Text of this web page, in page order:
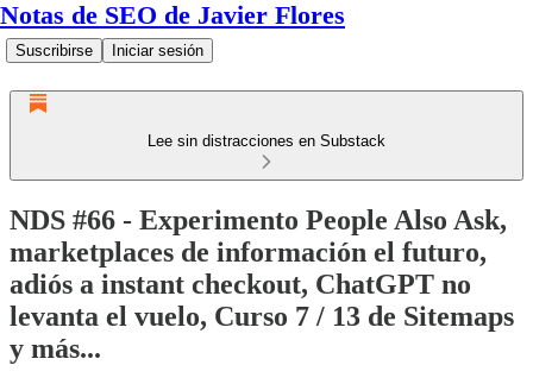
Notas de SEO de Javier Flores
Suscribirse Iniciar sesión
Lee sin distracciones en Substack
NDS #66 - Experimento People Also Ask,
marketplaces de información el futuro,
adiós a instant checkout, ChatGPT no
levanta el vuelo, Curso 7 / 13 de Sitemaps
y más...